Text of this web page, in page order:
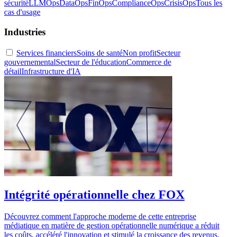
sécuritéLLMOpsDataOpsFinOpsComplianceOpsCrisisOpsTous les
cas d'usage
Industries
Services financiersSoins de santéNon profitSecteur
gouvernementalSecteur de l'éducationCommerce de
détailInfrastructure d'IA
Intégrité opérationnelle chez FOX
Découvrez comment l'approche moderne de cette entreprise
médiatique en matière de gestion opérationnelle numérique a réduit
les coûts, accéléré l'innovation et stimulé la croissance des revenus.